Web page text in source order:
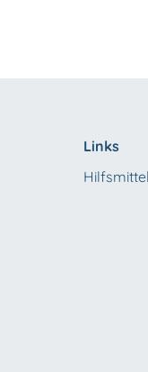
Links
Hilfsmittel